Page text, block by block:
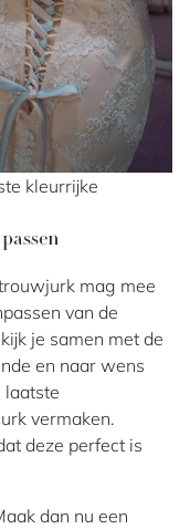
kleurrijke
mag mee
van de
je samen met de
en naar wens
laatste
vermaken.
deze perfect is
dan nu een